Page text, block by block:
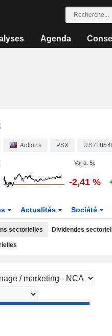
Agenda
Actions PSX
Varia. 5j.
-2,41 %
Actualités Société
sectorielles Dividendes